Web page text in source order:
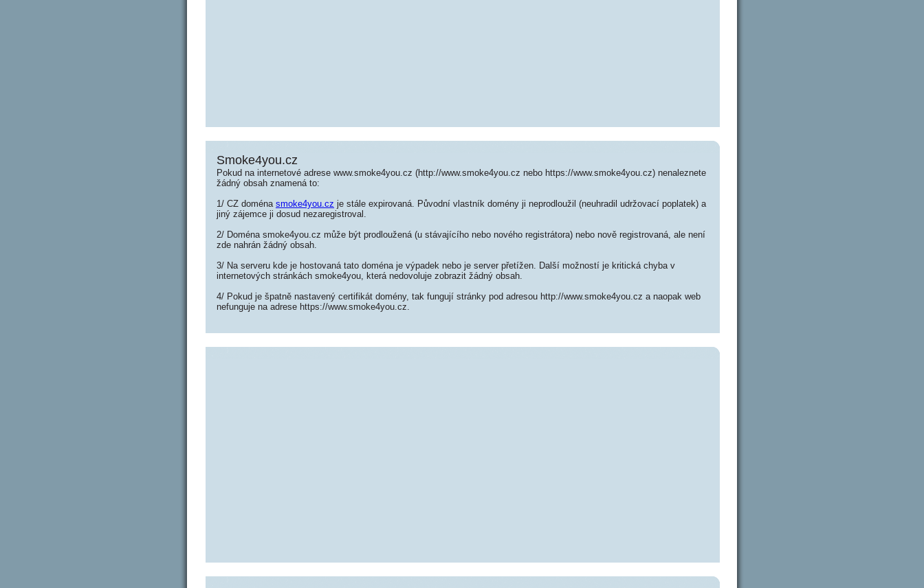
Smoke4you.cz
Pokud na internetové adrese www.smoke4you.cz (http://www.smoke4you.cz nebo https://www.smoke4you.cz) nenaleznete
žádný obsah znamená to:
1/ CZ doména smoke4you.cz je stále expirovaná. Původní vlastník domény ji neprodloužil (neuhradil udržovací poplatek) a
jiný zájemce ji dosud nezaregistroval.
2/ Doména smoke4you.cz může být prodloužená (u stávajícího nebo nového registrátora) nebo nově registrovaná, ale není
zde nahrán žádný obsah.
3/ Na serveru kde je hostovaná tato doména je výpadek nebo je server přetížen. Další možností je kritická chyba v
internetových stránkách smoke4you, která nedovoluje zobrazit žádný obsah.
4/ Pokud je špatně nastavený certifikát domény, tak fungují stránky pod adresou http://www.smoke4you.cz a naopak web
nefunguje na adrese https://www.smoke4you.cz.